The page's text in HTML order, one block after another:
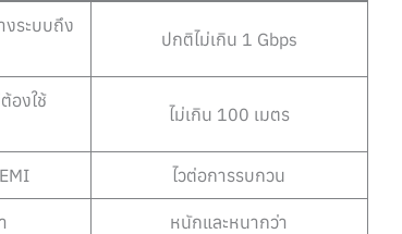
ระบบถึง
ปกติไม่เกิน 1 Gbps
องใช้
ไม่เกิน 100 เมตร
ไวต่อการรบกวน
หนักและหนากว่า